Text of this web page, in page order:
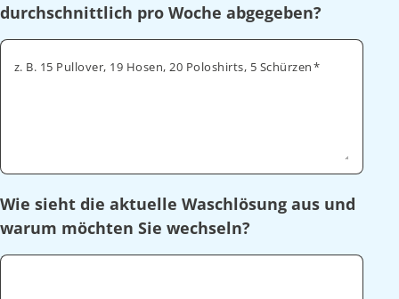
durchschnittlich pro Woche abgegeben?
z. B. 15 Pullover, 19 Hosen, 20 Poloshirts, 5 Schürzen
Wie sieht die aktuelle Waschlösung aus und
warum möchten Sie wechseln?